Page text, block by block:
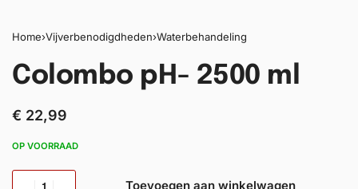
Home›Vijverbenodigdheden›Waterbehandeling
Colombo pH- 2500 ml
€ 22,99
OP VOORRAAD
Toevoegen aan winkelwagen